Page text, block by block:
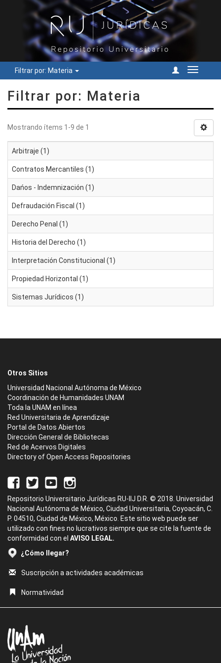
Filtrar por: Materia
Cambiar
Filtrar por: Materia
Mostrando ítems 1-9 de 1
Arbitraje (1)
Contratos Mercantiles (1)
Dańos - Indemnización (1)
Defraudación Fiscal (1)
Derecho Penal (1)
Historia del Derecho (1)
Interpretación Constitucional (1)
Propiedad Horizontal (1)
Sistemas Jurídicos (1)
Otros Sitios
Universidad Nacional Autónoma de México
Coordinación de Humanidades UNAM
Toda la UNAM en línea
Red Universitaria de Aprendizaje
Portal de Datos Abiertos
Dirección General de Bibliotecas
Red de Acervos Digitales
Directory of Open Access Repositories
Repositorio Universitario Jurídicas RU-IIJ D.R. © 2018. Universidad
Nacional Autónoma de México, Ciudad Universitaria, Coyoacán, C.
P. 04510, Ciudad de México, México. Este sitio web puede ser
utilizado con fines no lucrativos siempre que se cite la fuente de
conformidad con el AVISO LEGAL.
¿Cómo llegar?
Suscripción a actividades académicas
Normatividad